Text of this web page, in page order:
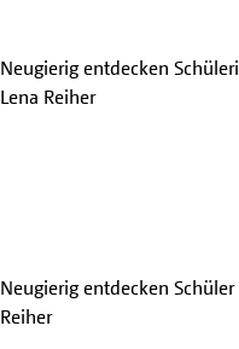
Neugierig entdecken
Lena Reiher
Neugierig entdecken
Reiher